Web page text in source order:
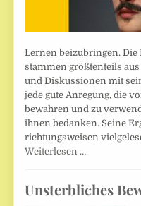
Lernen beizubringen. Die
stammen größtenteils
und Diskussionen mit
jede gute Anregung, die
bewahren und zu
ihnen bedanken. Seine
richtungsweisen
Weiterlesen …
Unsterbliches